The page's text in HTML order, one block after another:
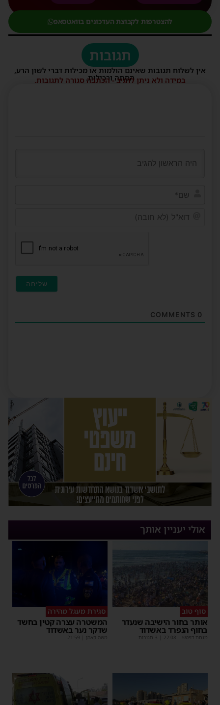
להצטרפות לקבוצת העדכונים בוואטסאפ
תגובות
אין לשלוח תגובות שאינם הולמות או מכילות דברי לשון הרע,
הסתה ורכילות.
במידה ולא ניתן להגיב - הכתבה סגורה לתגובות.
0
אולי יעניין אותך
סוף טוב
אותר בחור הישיבה שנעדר
בחוף הנפרד באשדוד
מנחם דויטש 22:08
סגירת מעגל מהירה
המשטרה עצרה קטין בחשד
שדקר נער באשדוד
משה קאהן 21:59